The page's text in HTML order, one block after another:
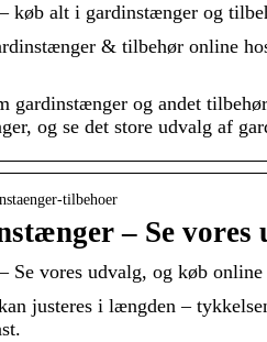
køb alt i gardinstænger og
& tilbehør online
gardinstænger og andet
og se det store udvalg af
tilbehoer
– Se vores
Se vores udvalg, og køb
justeres i længden –